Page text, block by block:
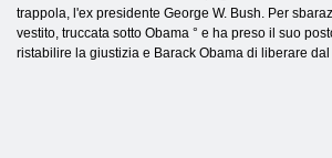
trappola, l'ex presidente George W. Bush. Per
vestito, truccata sotto Obama ° e ha preso il suo
ristabilire la giustizia e Barack Obama di liberare